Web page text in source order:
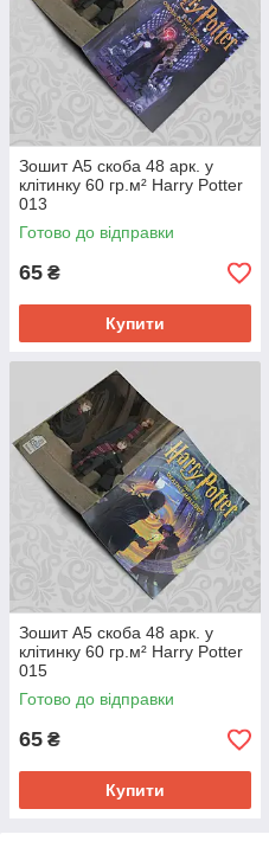
Зошит А5 скоба 48 арк. у
клітинку 60 гр.м² Harry Potter
013
Готово до відправки
65 ₴
Купити
Зошит А5 скоба 48 арк. у
клітинку 60 гр.м² Harry Potter
015
Готово до відправки
65 ₴
Купити